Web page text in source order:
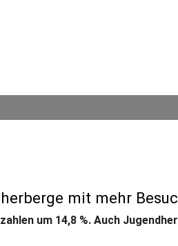
mit mehr
um 14,8 %. Auch